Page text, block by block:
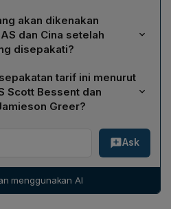
pemangkasan tarif
yang dimaksudkan untuk
keputusan dalam proses
akan dikenakan
dan Cina setelah
disepakati?
tarif impor barang dari
30%, sedangkan pemerintah
tarif impor barang AS dari
tarif ini menurut
Scott Bessent dan
Greer?
tersebut bertujuan
yang semakin agresif,
yang lebih seimbang, dan
triliun serta mengatasi
Ask
menggunakan AI